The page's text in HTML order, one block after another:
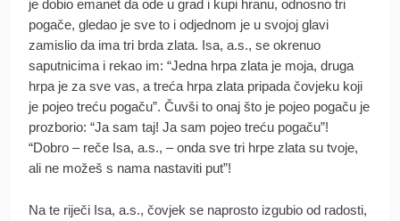
je dobio emanet da ode u grad i kupi hranu, odnosno tri
pogače, gledao je sve to i odjednom je u svojoj glavi
zamislio da ima tri brda zlata. Isa, a.s., se okrenuo
saputnicima i rekao im: “Jedna hrpa zlata je moja, druga
hrpa je za sve vas, a treća hrpa zlata pripada čovjeku koji
je pojeo treću pogaču”. Čuvši to onaj što je pojeo pogaču je
prozborio: “Ja sam taj! Ja sam pojeo treću pogaču”!
“Dobro – reče Isa, a.s., – onda sve tri hrpe zlata su tvoje,
ali ne možeš s nama nastaviti put”!
Na te riječi Isa, a.s., čovjek se naprosto izgubio od radosti,